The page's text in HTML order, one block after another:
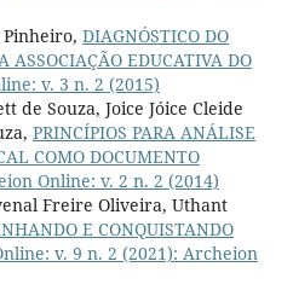
DIAGNÓSTICO DO
ASSOCIAÇÃO EDUCATIVA DO
v. 3 n. 2 (2015)
de Souza, Joice Jóice Cleide
PRINCÍPIOS PARA ANÁLISE
COMO DOCUMENTO
Online: v. 2 n. 2 (2014)
Freire Oliveira, Uthant
E CONQUISTANDO
v. 9 n. 2 (2021): Archeion